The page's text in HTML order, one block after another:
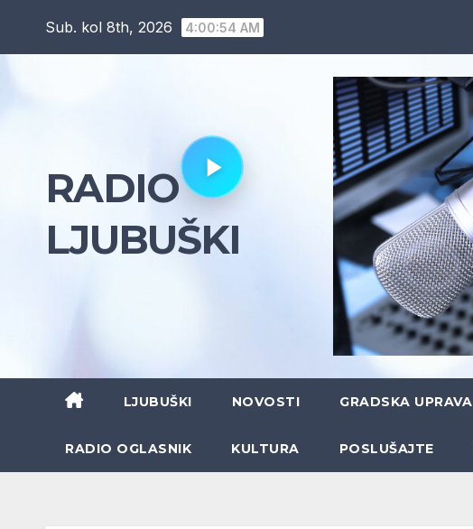
Sub. kol 8th, 2026 4:00:55 AM
RADIO
LJUBUŠKI
LJUBUŠKI NOVOSTI GRADSKA UPRAVA
RADIO OGLASNIK KULTURA POSLUŠAJTE